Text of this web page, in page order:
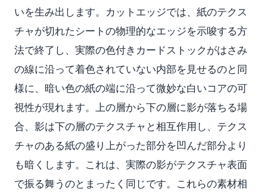
いを生み出します。カットエッジでは、紙のテクス
チャが切れたシートの物理的なエッジを示唆する方
法で終了し、実際の色付きカードストックがはさみ
の線に沿って着色されていない内部を見せるのと同
様に、暗い色の紙の端に沿って微妙な白いコアの可
視性が現れます。上の層から下の層に影が落ちる場
合、影は下の層のテクスチャと相互作用し、テクス
チャのある紙の盛り上がった部分を凹んだ部分より
も暗くします。これは、実際の影がテクスチャ表面
で振る舞うのとまったく同じです。これらの素材相